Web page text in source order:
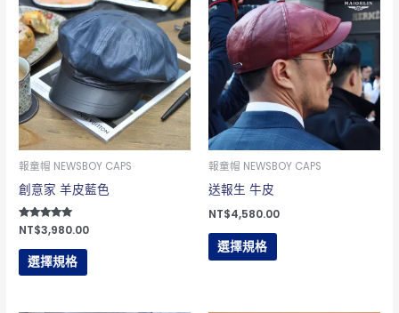
選
項
報童帽 NEWSBOY CAPS
創意家 羊皮藍色
評分
5.00
滿分 5
NT$3,980.00
選擇規格
產
品
有
多
種
款
式。
可
在
品
頁
面
報童帽 NEWSBOY CAPS
送報生 牛皮
NT$4,580.00
選擇規格
產
品
有
多
種
款
式。
可
產
品
頁